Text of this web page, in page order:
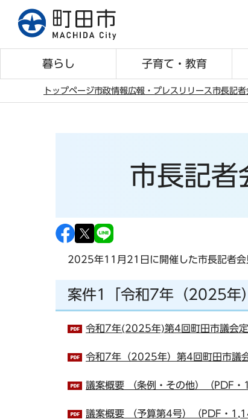
先
暮らし 子育て・教育
トップページ市政情報広報・プレスリリース市長記者
市長記
2025年11月21日に開催した市長記者会
案件1「令和7年（2025年
令和7年(2025年)第4回町田市議会
令和7年（2025年）第4回町田市議
議案概要 （条例・その他）（PDF・
議案概要 （予算第4号）（PDF・